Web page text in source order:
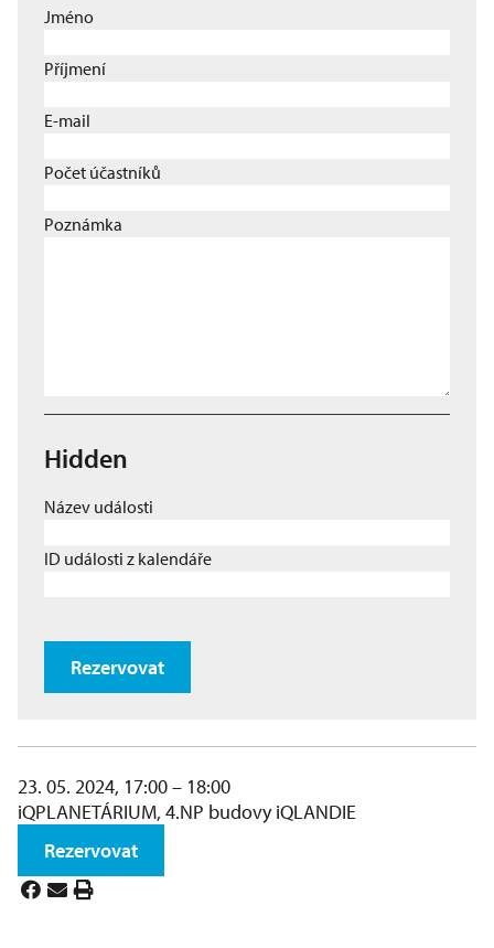
Jméno
Příjmení
E-mail
Počet účastníků
Poznámka
Hidden
Název události
ID události z kalendáře
Rezervovat
23. 05. 2024, 17:00 – 18:00
iQPLANETÁRIUM, 4.NP budovy iQLANDIE
Rezervovat